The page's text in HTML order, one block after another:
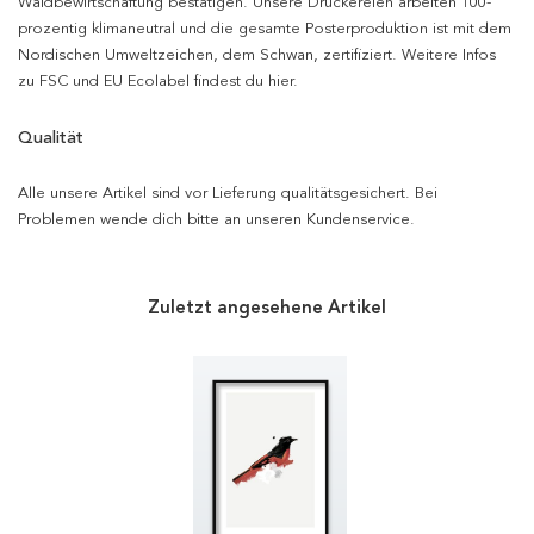
prozentig klimaneutral und die gesamte Posterproduktion ist mit dem
Nordischen Umweltzeichen, dem Schwan, zertifiziert. Weitere Infos
zu FSC und EU Ecolabel findest du hier.
Qualität
Alle unsere Artikel sind vor Lieferung qualitätsgesichert. Bei
Problemen wende dich bitte an unseren Kundenservice.
Zuletzt angesehene Artikel